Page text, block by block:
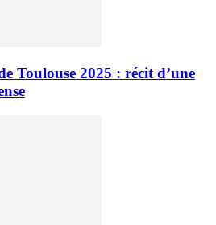
Toulouse 2025 : récit d’une